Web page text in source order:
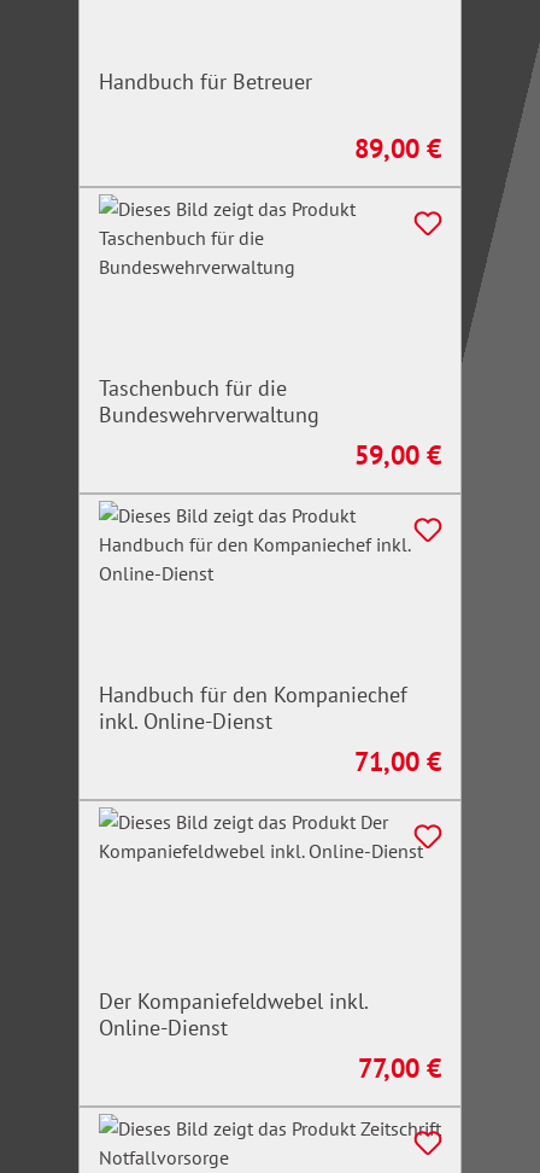
Handbuch für Betreuer
Regulärer Preis:
89,00 €
Taschenbuch für die
Bundeswehrverwaltung
Regulärer Preis:
59,00 €
Handbuch für den Kompaniechef
inkl. Online-Dienst
Regulärer Preis:
71,00 €
Der Kompaniefeldwebel inkl.
Online-Dienst
Regulärer Preis:
77,00 €